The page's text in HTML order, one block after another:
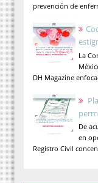
prevención de
La
DH Magazine
De
en
Registro Civil